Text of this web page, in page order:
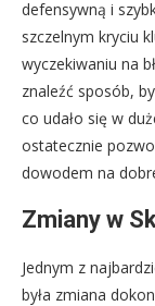
defensywną i
szczelnym kryciu
wyczekiwaniu na
znaleźć sposób,
co udało się w
ostatecznie
dowodem na
Zmiany w
Jednym z
była zmiana